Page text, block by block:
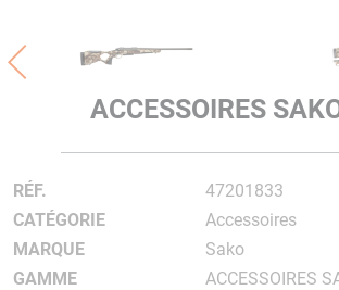
ACCESSOIRES
RÉF.
47201833
CATÉGORIE
Accessoires
MARQUE
Sako
GAMME
ACCESSOIRES